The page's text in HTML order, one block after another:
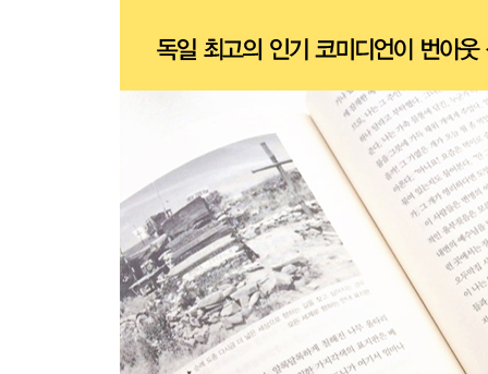
2001년 7월 12일 라 파바와 오 세브레이로
2001년 7월 14일 트리아카스텔라
2001년 7월 15일 사리아와 렌테
2001년 7월 16일 포르토마린
2001년 7월 17일 팔라스 데 레이
2001년 7월 18일 카스타녜다
2001년 7월 19일 루아
2001년 7월 20일 산티아고 데 콤포스텔라
작가 후기
옮긴이의 말